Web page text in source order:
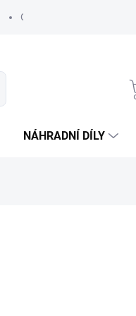
Obchodní podmínky
NÁHRADNÍ DÍLY